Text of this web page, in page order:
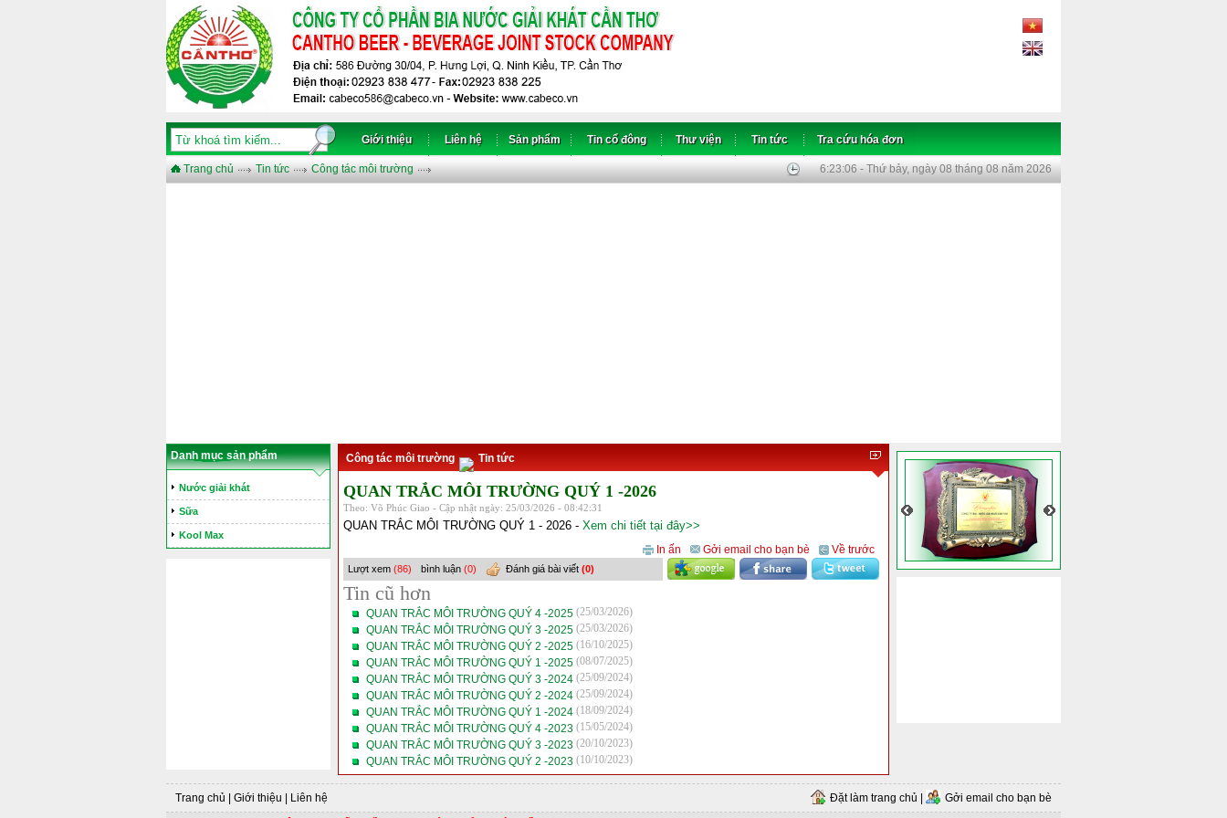
Giới thiệu Liên hệ Sản phẩm Tin cổ đông Thư viện Tin tức Tra cứu hóa đơn
Trang chủ Tin tức Công tác môi trường 6:23:06 - Thứ bảy, ngày 08 tháng 08 năm 2026
Danh mục sản phẩm
Nước giải khát
Sữa
Kool Max
Công tác môi trường Tin tức
QUAN TRẮC MÔI TRƯỜNG QUÝ 1 -2026
Theo: Võ Phúc Giao - Cập nhật ngày: 25/03/2026 - 08:42:31
QUAN TRẮC MÔI TRƯỜNG QUÝ 1 - 2026 - Xem chi tiết tại đây>>
Về trước
Gởi email cho bạn bè
In ấn
Lượt xem (86) bình luận (0) Đánh giá bài viết (0)
Tin cũ hơn
QUAN TRẮC MÔI TRƯỜNG QUÝ 4 -2025 (25/03/2026)
QUAN TRẮC MÔI TRƯỜNG QUÝ 3 -2025 (25/03/2026)
QUAN TRẮC MÔI TRƯỜNG QUÝ 2 -2025 (16/10/2025)
QUAN TRẮC MÔI TRƯỜNG QUÝ 1 -2025 (08/07/2025)
QUAN TRẮC MÔI TRƯỜNG QUÝ 3 -2024 (25/09/2024)
QUAN TRẮC MÔI TRƯỜNG QUÝ 2 -2024 (25/09/2024)
QUAN TRẮC MÔI TRƯỜNG QUÝ 1 -2024 (18/09/2024)
QUAN TRẮC MÔI TRƯỜNG QUÝ 4 -2023 (15/05/2024)
QUAN TRẮC MÔI TRƯỜNG QUÝ 3 -2023 (20/10/2023)
QUAN TRẮC MÔI TRƯỜNG QUÝ 2 -2023 (10/10/2023)
Trang chủ Giới thiệu Liên hệ Đặt làm trang chủ Gởi email cho bạn bè